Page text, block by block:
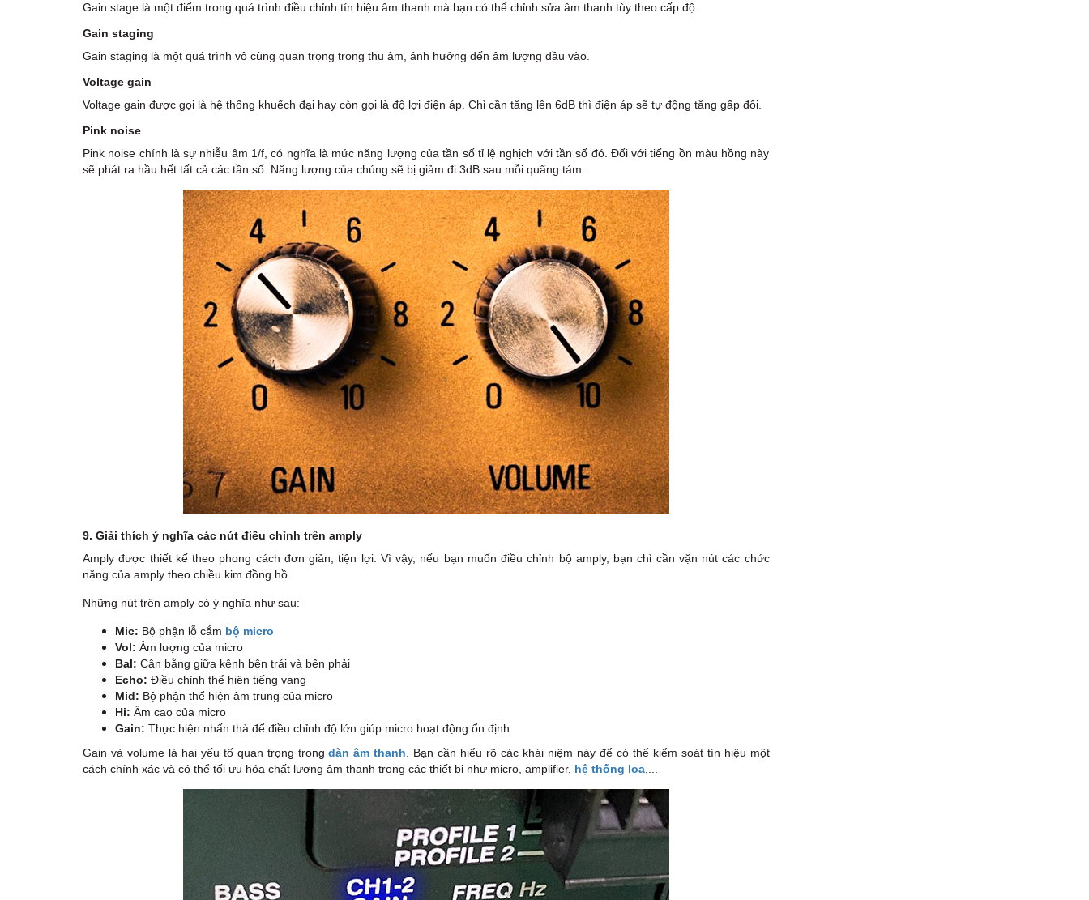
Gain stage là một điểm trong quá trình điều chỉnh tín hiệu âm thanh mà bạn có thể chỉnh sửa âm thanh tùy theo cấp độ.
Gain staging
Gain staging là một quá trình vô cùng quan trọng trong thu âm, ảnh hưởng đến âm lượng đầu vào.
Voltage gain
Voltage gain được gọi là hệ thống khuếch đại hay còn gọi là độ lợi điện áp. Chỉ cần tăng lên 6dB thì điện áp sẽ tự động tăng gấp đôi.
Pink noise
Pink noise chính là sự nhiễu âm 1/f, có nghĩa là mức năng lượng của tần số tỉ lệ nghịch với tần số đó. Đối với tiếng ồn màu hồng này
sẽ phát ra hầu hết tất cả các tần số. Năng lượng của chúng sẽ bị giảm đi 3dB sau mỗi quãng tám.
9. Giải thích ý nghĩa các nút điều chỉnh trên amply
Amply được thiết kế theo phong cách đơn giản, tiện lợi. Vì vậy, nếu bạn muốn điều chỉnh bộ amply, bạn chỉ cần vặn nút các chức
năng của amply theo chiều kim đồng hồ.
Những nút trên amply có ý nghĩa như sau:
Mic: Bộ phận lỗ cắm bộ micro
Vol: Âm lượng của micro
Bal: Cân bằng giữa kênh bên trái và bên phải
Echo: Điều chỉnh thể hiện tiếng vang
Mid: Bộ phận thể hiện âm trung của micro
Hi: Âm cao của micro
Gain: Thực hiện nhấn thả để điều chỉnh độ lớn giúp micro hoạt động ổn định
Gain và volume là hai yếu tố quan trọng trongdàn âm thanh . Bạn cần hiểu rõ các khái niệm này để có thể kiểm soát tín hiệu một
cách chính xác và có thể tối ưu hóa chất lượng âm thanh trong các thiết bị như micro, amplifier, hệ thống loa